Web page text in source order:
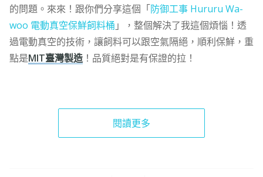
的問題。來來！跟你們分享這個「防御工事 Hururu Wa-
woo 電動真空保鮮飼料桶 」，整個解決了我這個煩惱！透
過電動真空的技術，讓飼料可以跟空氣隔絕，順利保鮮，重
點是MIT臺灣製造！品質絕對是有保證的拉！
閱讀更多